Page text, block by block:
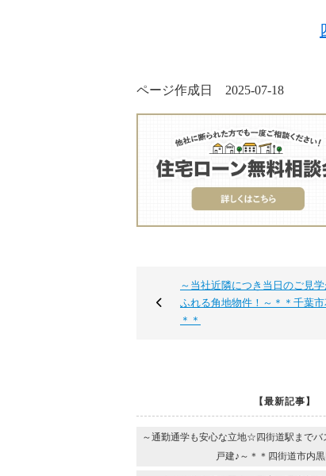
ページ作成日 2025-07-18
～当社近隣につき当日のご見
ふれる角地物件！～＊＊千葉
＊＊
【最新記事】
～通勤通学も安心な立地☆四街道駅までバ
戸建♪～＊＊四街道市内黒